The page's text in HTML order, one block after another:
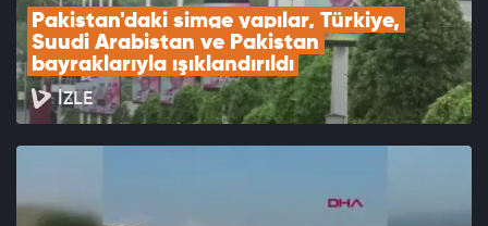
Pakistan'daki simge yapılar, Türkiye,
Suudi Arabistan ve Pakistan
bayraklarıyla ışıklandırıldı
İZLE